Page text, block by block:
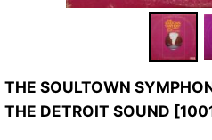
THE SOULTOWN
THE DETROIT SOUND [